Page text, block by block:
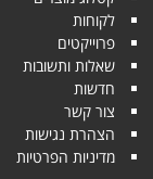
לקוחות
פרוייקטים
שאלות ותשובות
חדשות
צור קשר
הצהרת נגישות
מדיניות הפרטיות